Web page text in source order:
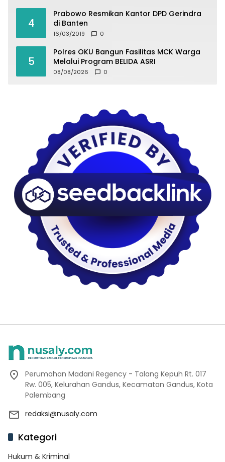
4
Prabowo Resmikan Kantor DPD Gerindra
di Banten
16/03/2019 0
5
Polres OKU Bangun Fasilitas MCK Warga
Melalui Program BELIDA ASRI
08/08/2026 0
Perumahan Madani Regency - Talang Kepuh Rt. 017
Rw. 005, Kelurahan Gandus, Kecamatan Gandus, Kota
Palembang
redaksi@nusaly.com
Kategori
Hukum & Kriminal